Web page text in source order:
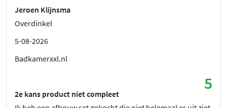
Jeroen Klijnsma
Overdinkel
5-08-2026
Badkamerxxl.nl
5
2e kans product niet compleet